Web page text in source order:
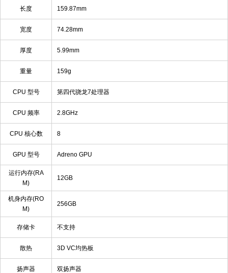
长度 159.87mm
宽度 74.28mm
厚度 5.99mm
重量 159g
CPU 型号 第四代骁龙7处理器
CPU 频率 2.8GHz
CPU 核心数 8
GPU 型号 Adreno GPU
运行内存(RA
M)
12GB
机身内存(RO
M)
256GB
存储卡 不支持
散热 3D VC均热板
扬声器 双扬声器